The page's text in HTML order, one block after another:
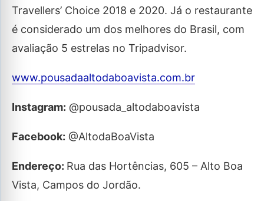
Travellers’ Choice 2018 e 2020. Já o restaurante
é considerado um dos melhores do Brasil, com
avaliação 5 estrelas no Tripadvisor.
www.pousadaaltodaboavista.com.br
Instagram: @pousada_altodaboavista
Facebook: @AltodaBoaVista
Endereço: Rua das Hortências, 605 – Alto Boa
Vista, Campos do Jordão.